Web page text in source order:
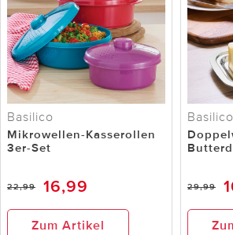
Basilico
Mikrowellen-Kasserollen
3er-Set
22,99 16,99
Zum Artikel
Basilico
29,99